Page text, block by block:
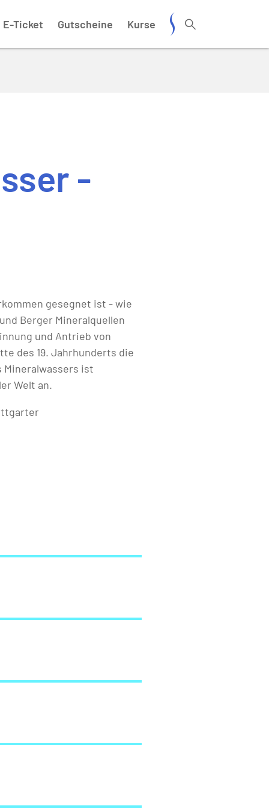
E-Ticket Gutscheine Kurse
-
gesegnet ist - wie
Berger Mineralquellen
und Antrieb von
des 19. Jahrhunderts die
Mineralwassers ist
Welt an.